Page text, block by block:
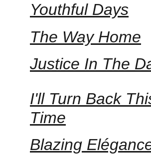
Youthful Days
The Way Home
I'll Turn Back
Time
Justice In The
Blazing